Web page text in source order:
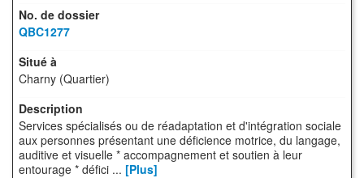
QBC1277
Charny (Quartier)
Services spécialisés ou de réadaptation et d'intégration sociale
aux personnes présentant une déficience motrice, du langage,
auditive et visuelle * accompagnement et soutien à leur
entourage * défici ... [Plus]